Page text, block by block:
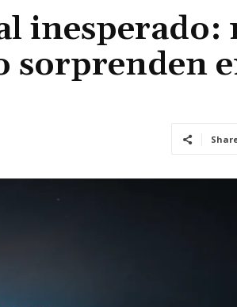
inesperado:
sorprenden